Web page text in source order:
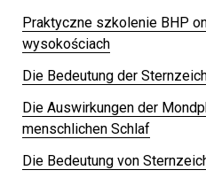
Praktyczne szkolenie BHP
wysokościach
Die Bedeutung der
Die Auswirkungen der
menschlichen Schlaf
Die Bedeutung von